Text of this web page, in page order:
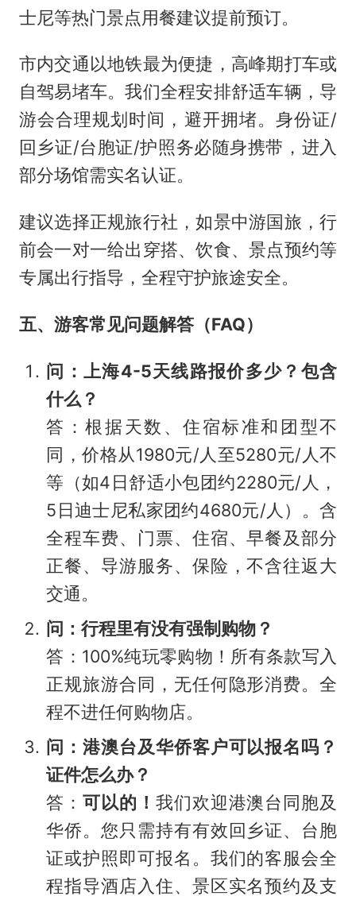
士尼等热门景点用餐建议提前预订。
市内交通以地铁最为便捷，高峰期打车或
自驾易堵车。我们全程安排舒适车辆，导
游会合理规划时间，避开拥堵。身份证/
回乡证/台胞证/护照务必随身携带，进入
部分场馆需实名认证。
建议选择正规旅行社，如景中游国旅，行
前会一对一给出穿搭、饮食、景点预约等
专属出行指导，全程守护旅途安全。
五、游客常见问题解答（FAQ）
问：上海4-5天线路报价多少？包含
什么？
答：根据天数、住宿标准和团型不
同，价格从1980元/人至5280元/人不
等（如4日舒适小包团约2280元/人，
5日迪士尼私家团约4680元/人）。含
全程车费、门票、住宿、早餐及部分
正餐、导游服务、保险，不含往返大
交通。
问：行程里有没有强制购物？
答：100%纯玩零购物！所有条款写入
正规旅游合同，无任何隐形消费。全
程不进任何购物店。
问：港澳台及华侨客户可以报名吗？
证件怎么办？
答：可以的！ 我们欢迎港澳台同胞及
华侨。您只需持有有效回乡证、台胞
证或护照即可报名。我们的客服会全
程指导酒店入住、景区实名预约及支